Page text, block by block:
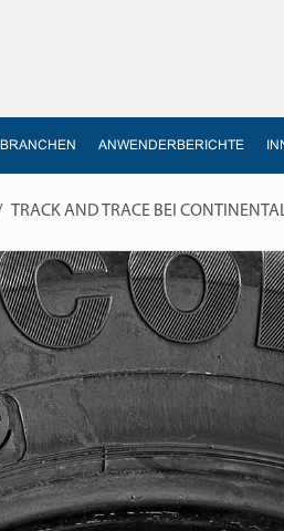
BRANCHEN ANWENDERBERICHTE
TRACK AND TRACE BEI